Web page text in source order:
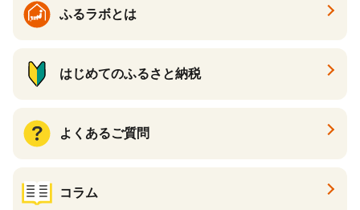
ふるラボとは
はじめてのふるさと納税
よくあるご質問
コラム